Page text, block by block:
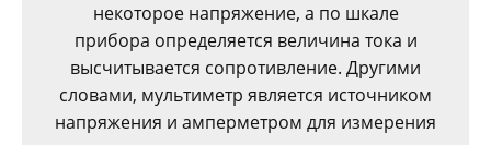
некоторое напряжение, а по шкале
прибора определяется величина тока и
высчитывается сопротивление. Другими
словами, мультиметр является источником
напряжения и амперметром для измерения